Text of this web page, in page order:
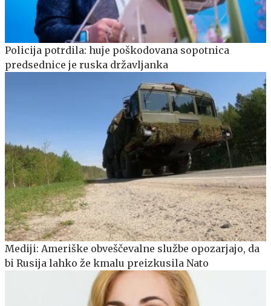
Policija potrdila: huje poškodovana sopotnica
predsednice je ruska državljanka
Mediji: Ameriške obveščevalne službe opozarjajo, da
bi Rusija lahko že kmalu preizkusila Nato